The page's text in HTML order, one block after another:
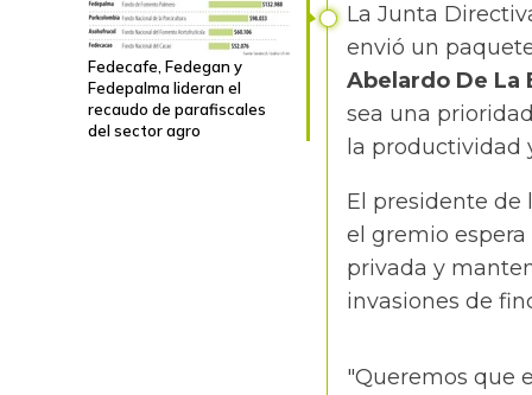
Fedecafe, Fedegan y
Fedepalma lideran el
recaudo de parafiscales
del sector agro
La Junta
envió un
Abelardo De La
sea una
la productividad
El presidente de
el gremio
privada y
invasiones de
"Queremos que